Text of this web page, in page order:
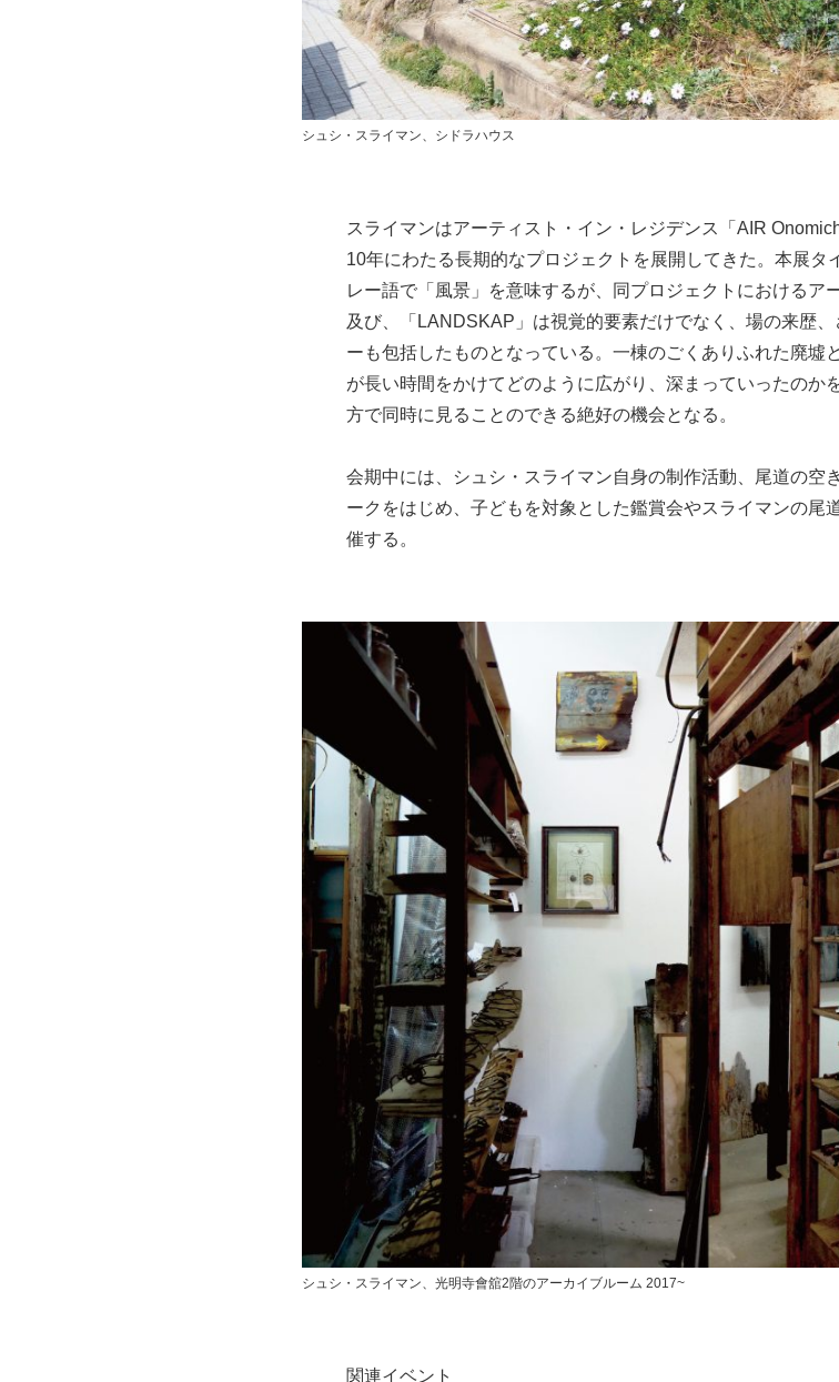
シュシ・スライマン、シドラハウス
スライマンはアーティスト・イン・レジデンス「AIR
10年にわたる長期的なプロジェクトを展開してきた。本展
レー語で「風景」を意味するが、同プロジェクトにおけるア
及び、「LANDSKAP」は視覚的要素だけでなく、場の来歴
ーも包括したものとなっている。一棟のごくありふれた廃墟
が長い時間をかけてどのように広がり、深まっていったのか
方で同時に見ることのできる絶好の機会となる。
会期中には、シュシ・スライマン自身の制作活動、尾道の空
ークをはじめ、子どもを対象とした鑑賞会やスライマンの尾
催する。
シュシ・スライマン、光明寺會舘2階のアーカイブルーム 2017~
関連イベント